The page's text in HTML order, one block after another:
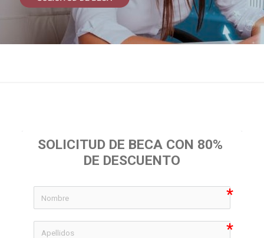
SOLICITUD DE BECA CON 80%
DE DESCUENTO
icon-
icon-